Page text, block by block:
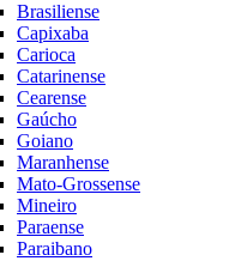
Brasiliense
Capixaba
Carioca
Catarinense
Cearense
Gaúcho
Goiano
Maranhense
Mato-Grossense
Mineiro
Paraense
Paraibano